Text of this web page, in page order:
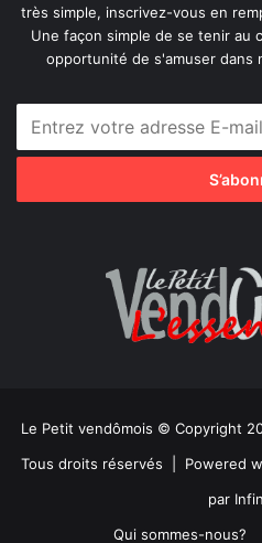
très simple, inscrivez-vous en
Une façon simple de se tenir au
opportunité de s'amuser dans
Le Petit vendômois © Copyright
Tous droits réservés | Powered
par
Qui sommes-nous?